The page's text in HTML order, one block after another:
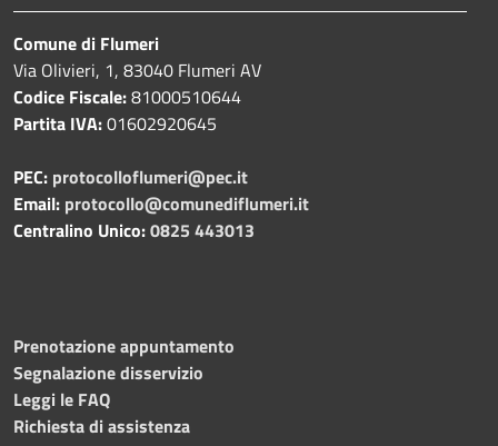
Comune di Flumeri
Via Olivieri, 1, 83040 Flumeri AV
Codice Fiscale:81000510644
Partita IVA:01602920645
PEC: protocolloflumeri@pec.it
Email: protocollo@comunediflumeri.it
Centralino Unico:0825 443013
Prenotazione appuntamento
Segnalazione disservizio
Leggi le FAQ
Richiesta di assistenza